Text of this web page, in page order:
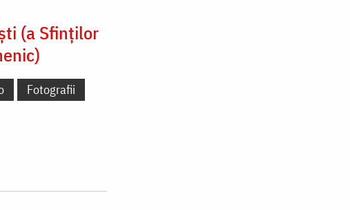
(a Sfinților
Fotografii